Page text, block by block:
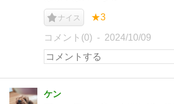
ナイス ★3
コメント(0) 2024/10/09
ケン